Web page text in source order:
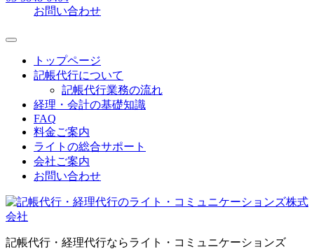
お問い合わせ
トップページ
記帳代行について
記帳代行業務の流れ
経理・会計の基礎知識
FAQ
料金ご案内
ライトの総合サポート
会社ご案内
お問い合わせ
記帳代行・経理代行ならライト・コミュニケーションズ